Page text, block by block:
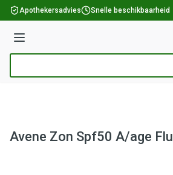
Ga naar de inhoud
Apothekersadvies Snelle beschikbaarheid
Menu
Avene Zon Spf50 A/age